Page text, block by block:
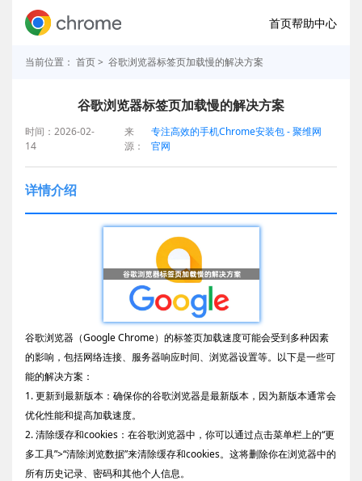
首页帮助中心
当前位置： 首页> 谷歌浏览器标签页加载慢的解决方案
谷歌浏览器标签页加载慢的解决方案
时间：2026-02-
14
来
源：
专注高效的手机Chrome安装包 - 聚维网
官网
详情介绍
谷歌浏览器（Google Chrome）的标签页加载速度可能会受到多种因素
的影响，包括网络连接、服务器响应时间、浏览器设置等。以下是一些可
能的解决方案：
1. 更新到最新版本：确保你的谷歌浏览器是最新版本，因为新版本通常会
优化性能和提高加载速度。
2. 清除缓存和cookies：在谷歌浏览器中，你可以通过点击菜单栏上的“更
多工具”>“清除浏览数据”来清除缓存和cookies。这将删除你在浏览器中的
所有历史记录、密码和其他个人信息。